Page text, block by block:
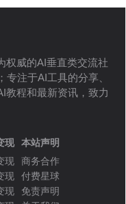
权威的AI垂直类交流社
注于AI工具的分享、
教程和最新资讯，致力
现
现
现
现
本站声明
商务合作
付费星球
免责声明